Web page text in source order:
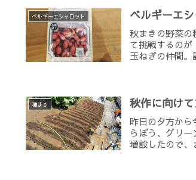
ベルギーエシャロット ベルギーエ
秋まきの野菜の
て挑戦するのが
玉ねぎの仲間
種まき 秋作に向け
昨日の夕方か
らぼう、グリ
増設したので